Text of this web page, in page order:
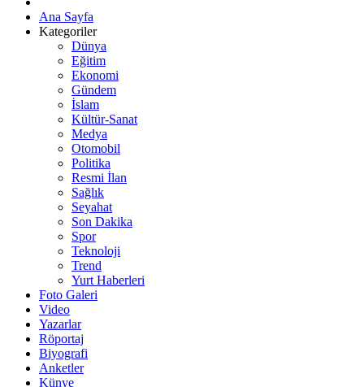
Ana Sayfa
Kategoriler
Dünya
Eğitim
Ekonomi
Gündem
İslam
Kültür-Sanat
Medya
Otomobil
Politika
Resmi İlan
Sağlık
Seyahat
Son Dakika
Spor
Teknoloji
Trend
Yurt Haberleri
Foto Galeri
Video
Yazarlar
Röportaj
Biyografi
Anketler
Künye